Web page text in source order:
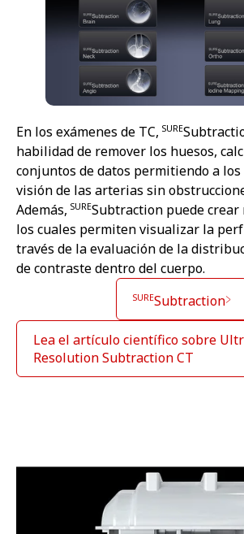
En los exámenes de TC, SURE
habilidad de remover los huesos,
conjuntos de datos permitiendo a los
visión de las arterias sin
Además, SURESubtraction puede crear
los cuales permiten visualizar la
través de la evaluación de la
de contraste dentro del cuerpo.
SURESubtraction
Lea el artículo científico sobre
Resolution Subtraction CT